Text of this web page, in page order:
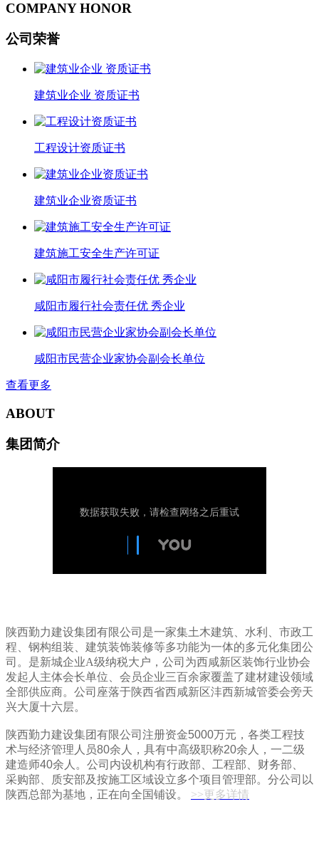
COMPANY HONOR
公司荣誉
建筑业企业 资质证书
工程设计资质证书
建筑业企业资质证书
建筑施工安全生产许可证
咸阳市履行社会责任优 秀企业
咸阳市民营企业家协会副会长单位
查看更多
ABOUT
集团简介
陕西勤力建设集团有限公司是一家集土木建筑、水利、市政工
程、钢构组装、建筑装饰装修等多功能为一体的多元化集团公
司。是新城企业A级纳税大户，公司为西咸新区装饰行业协会
发起人主体会长单位、会员企业三百余家覆盖了建材建设领域
全部供应商。公司座落于陕西省西咸新区沣西新城管委会旁天
兴大厦十六层。
陕西勤力建设集团有限公司 注册资金5000万元，各类工程技
术与经济管理人员80余人，具有中高级职称20余人，一二级
建造师40余人。公司内设机构有行政部、工程部、财务部、
采购部、质安部及按施工区域设立多个项目管理部。分公司以
陕西总部为基地，正在向全国铺设。
>>更多详情